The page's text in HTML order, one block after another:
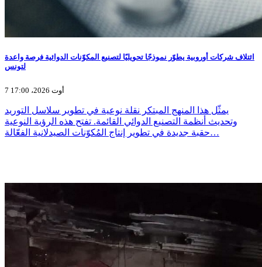
ائتلاف شركات أوروبية يطوّر نموذجًا تحويليًا لتصنيع المكوّنات الدوائية فرصة واعدة
لتونس
7 أوت 2026، 17:00
يمثّل هذا المنهج المبتكر نقلة نوعية في تطوير سلاسل التوريد
وتحديث أنظمة التصنيع الدوائي القائمة. تفتح هذه الرؤية النوعية
حقبة جديدة في تطوير إنتاج المُكوّنات الصيدلانية الفعّالة…